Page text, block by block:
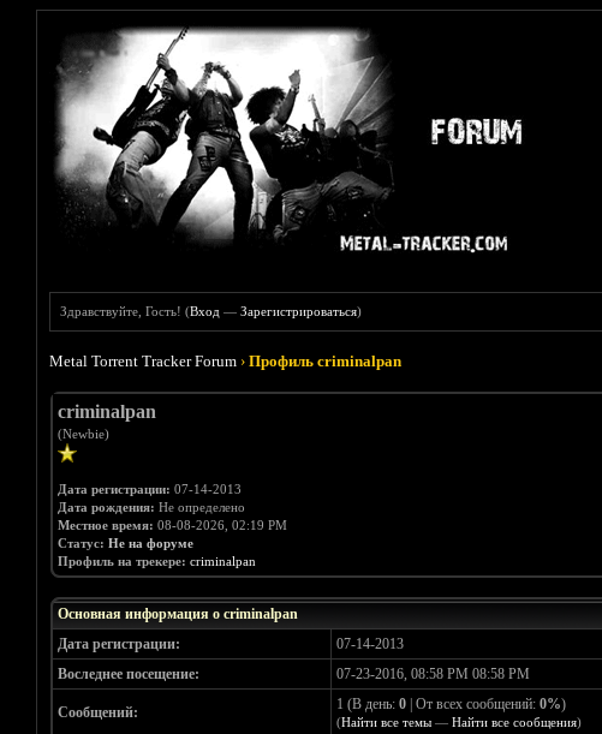
Здравствуйте, Гость! (Вход —Зарегистрироваться)
Metal Torrent Tracker Forum ›Профиль criminalpan
criminalpan
(Newbie)
Дата регистрации: 07-14-2013
Дата рождения: Не определено
Местное время: 08-08-2026, 02:19 PM
Статус: Не на форуме
Профиль на трекере: criminalpan
Основная информация о criminalpan
Дата регистрации:
07-14-2013
Воследнее посещение:
07-23-2016, 08:58 PM 08:58 PM
Сообщений: 1 (В день: 0| От всех сообщений: 0%)
(Найти все темы— Найти все сообщения)